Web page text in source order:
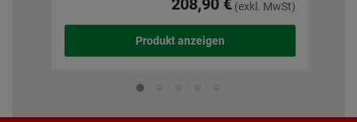
208,90 € (exkl. MwSt)
Produkt anzeigen